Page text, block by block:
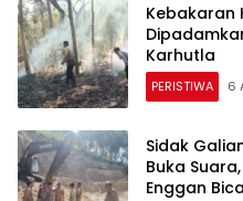
Kebakaran
Karhutla
PERISTIWA 6
Sidak
Buka
Enggan